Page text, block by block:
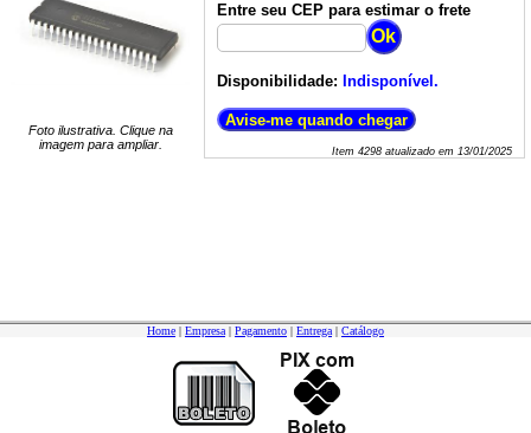
Foto ilustrativa. Clique na
imagem para ampliar.
Entre seu CEP para estimar o frete
Disponibilidade: Indisponível.
Item 4298atualizado em 13/01/2025
Home | Empresa | Pagamento | Entrega | Catálogo